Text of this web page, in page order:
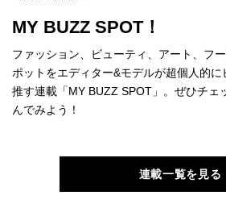
MY BUZZ SPOT！
ファッション、ビューティ、アート、フ
ポットをエディター&モデルが超個人的
推す連載「MY BUZZ SPOT」。ぜひチェ
んでみよう！
連載一覧を見る